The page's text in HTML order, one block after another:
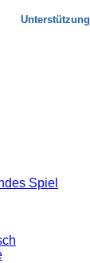
Unterstützung
Spiel